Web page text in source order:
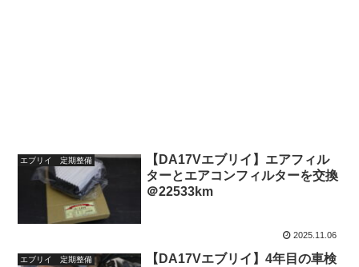
エブリイ 定期整備
【DA17Vエブリイ】エアフィル
ターとエアコンフィルターを交換
＠22533km
2025.11.06
エブリイ 定期整備
【DA17Vエブリイ】4年目の車検